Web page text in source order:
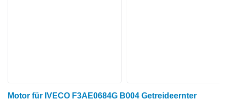
Motor für IVECO F3AE0684G B004 Getreideernter